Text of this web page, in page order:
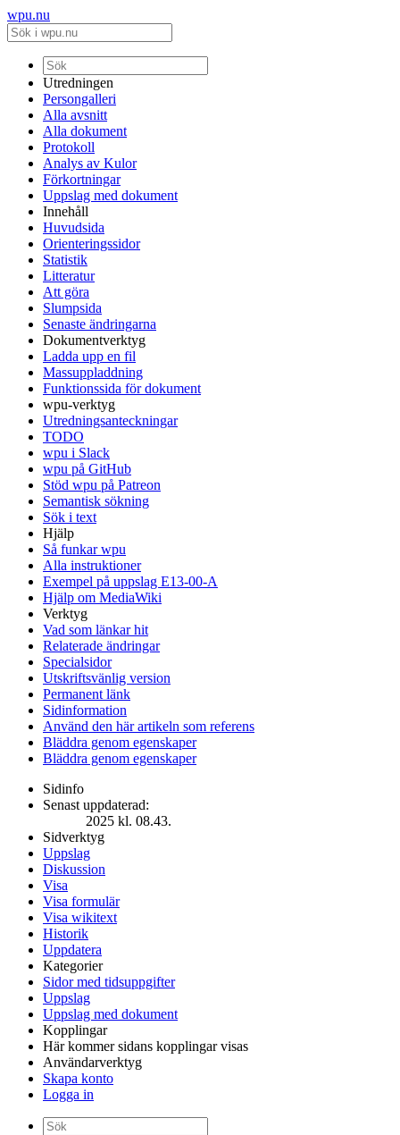
wpu.nu
Utredningen
Persongalleri
Alla avsnitt
Alla dokument
Protokoll
Analys av Kulor
Förkortningar
Uppslag med dokument
Innehåll
Huvudsida
Orienteringssidor
Statistik
Litteratur
Att göra
Slumpsida
Senaste ändringarna
Dokumentverktyg
Ladda upp en fil
Massuppladdning
Funktionssida för dokument
wpu-verktyg
Utredningsanteckningar
TODO
wpu i Slack
wpu på GitHub
Stöd wpu på Patreon
Semantisk sökning
Sök i text
Hjälp
Så funkar wpu
Alla instruktioner
Exempel på uppslag E13-00-A
Hjälp om MediaWiki
Verktyg
Vad som länkar hit
Relaterade ändringar
Specialsidor
Utskriftsvänlig version
Permanent länk
Sidinformation
Använd den här artikeln som referens
Bläddra genom egenskaper
Bläddra genom egenskaper
Sidinfo
Senast uppdaterad:
2025 kl. 08.43.
Sidverktyg
Uppslag
Diskussion
Visa
Visa formulär
Visa wikitext
Historik
Uppdatera
Kategorier
Sidor med tidsuppgifter
Uppslag
Uppslag med dokument
Kopplingar
Här kommer sidans kopplingar visas
Användarverktyg
Skapa konto
Logga in